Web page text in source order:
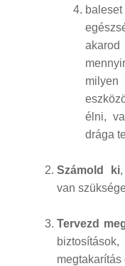
élni,
drága
Számold ki
van
Tervezd
megtakarítás